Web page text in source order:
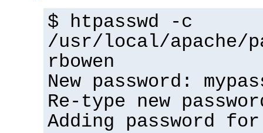
$ htpasswd -c
/usr/local/apache/
rbowen
New password:
Re-type new
Adding password